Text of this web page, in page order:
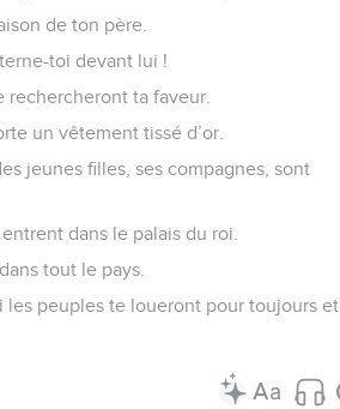
de ton père.
toi devant lui !
ta faveur.
un vêtement tissé d’or.
jeunes filles, ses compagnes, sont
dans le palais du roi.
tout le pays.
les peuples te loueront pour toujours et